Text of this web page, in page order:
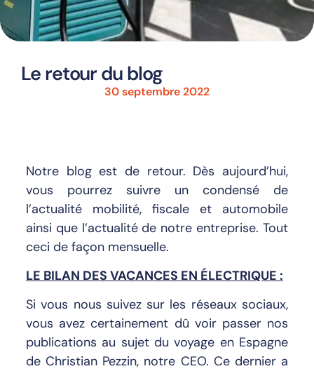
Le retour du blog
30 septembre 2022
Notre blog est de retour. Dès aujourd’hui,
vous pourrez suivre un condensé de
l’actualité mobilité, fiscale et automobile
ainsi que l’actualité de notre entreprise. Tout
ceci de façon mensuelle.
LE BILAN DES VACANCES EN ÉLECTRIQUE :
Si vous nous suivez sur les réseaux sociaux,
vous avez certainement dû voir passer nos
publications au sujet du voyage en Espagne
de Christian Pezzin, notre CEO. Ce dernier a